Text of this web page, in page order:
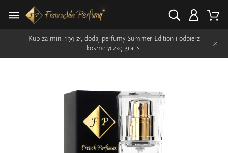
Kup za min. 199 zł, dodaj perfumy Summer Edition i odbierz
kosmetyczkę gratis.
×